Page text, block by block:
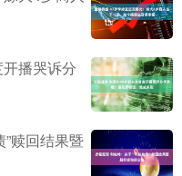
播哭诉分
赎回结果暨